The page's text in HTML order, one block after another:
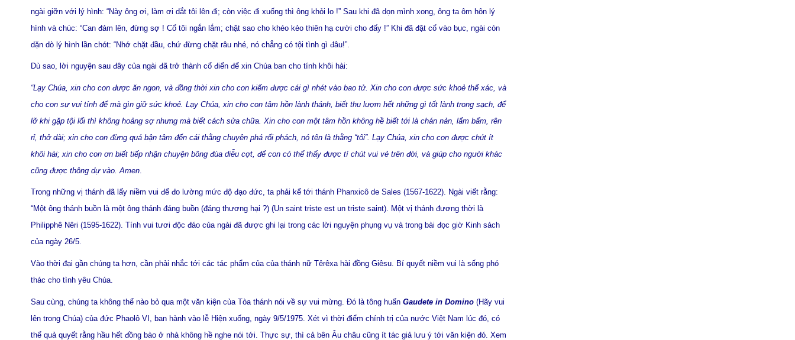
ngài giỡn với lý hình: “Này ông ơi, làm ơi dắt tôi lên đi; còn việc đi xuống thì ông khỏi lo !” Sau khi đã dọn mình xong, ông ta ôm hôn lý
hình và chúc: “Can đảm lên, đừng sợ ! Cổ tôi ngắn lắm; chặt sao cho khéo kẻo thiên hạ cười cho đấy !” Khi đã đặt cổ vào bục, ngài còn
dặn dò lý hình lần chót: “Nhớ chặt đầu, chứ đừng chặt râu nhé, nó chẳng có tội tình gì đâu!”.
Dù sao, lời nguyện sau đây của ngài đã trở thành cổ điển để xin Chúa ban cho tính khôi hài:
“Lạy Chúa, xin cho con được ăn ngon, và đồng thời xin cho con kiếm được cái gì nhét vào bao tử. Xin cho con được sức khoẻ thể xác, và
cho con sự vui tính để mà gìn giữ sức khoẻ. Lạy Chúa, xin cho con tâm hồn lành thánh, biết thu lượm hết những gì tốt lành trong sạch, để
lỡ khi gặp tội lổi thì không hoảng sợ nhưng mà biết cách sửa chữa. Xin cho con một tâm hồn không hề biết tới là chán nản, lẩm bẩm, rên
rỉ, thở dài; xin cho con đừng quá bận tâm đến cái thằng chuyên phá rối phách, nó tên là thằng “tôi”. Lạy Chúa, xin cho con được chút ít
khôi hài; xin cho con ơn biết tiếp nhận chuyện bông đùa diễu cợt, để con có thể thấy được tí chút vui vẻ trên đời, và giúp cho người khác
cũng được thông dự vào. Amen
Trong những vị thánh đã lấy niềm vui để đo lường mức độ đạo đức, ta phải kể tới thánh Phanxicô de Sales (1567-1622). Ngài viết rằng:
“Một ông thánh buồn là một ông thánh đáng buồn (đáng thương hại ?) (Un saint triste est un triste saint). Một vị thánh đương thời là
Philipphê Nêri (1595-1622). Tính vui tươi độc đáo của ngài đã được ghi lại trong các lời nguyện phụng vụ và trong bài đọc giờ Kinh sách
của ngày 26/5.
Vào thời đại gần chúng ta hơn, cần phải nhắc tới các tác phẩm của của thánh nữ Têrêxa hài đồng Giêsu. Bí quyết niềm vui là sống phó
thác cho tình yêu Chúa.
Sau cùng, chúng ta không thể nào bỏ qua một văn kiện của Tòa thánh nói về sự vui mừng. Đó là tông huấn Gaudete in Domino (Hãy vui
lên trong Chúa) của đức Phaolô VI, ban hành vào lễ Hiện xuống, ngày 9/5/1975 . Xét vì thời điểm chính trị của nước Việt Nam lúc đó, có
thể quả quyết rằng hầu hết đồng bào ở nhà không hề nghe nói tới. Thực sự, thì cả bên Âu châu cũng ít tác giả lưu ý tới văn kiện đó. Xem